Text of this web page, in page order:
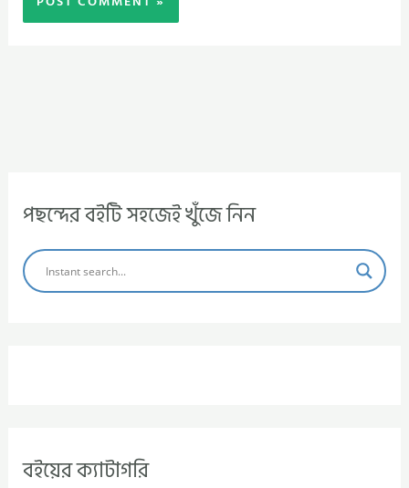
পছন্দের বইটি সহজেই খুঁজে নিন
বইয়ের ক্যাটাগরি